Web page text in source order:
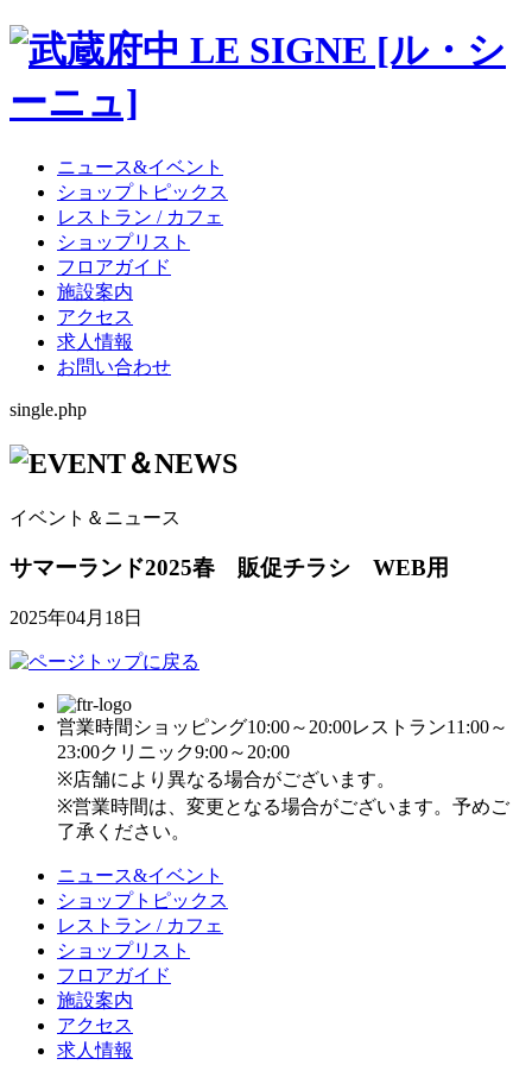
ニュース&イベント
ショップトピックス
レストラン / カフェ
ショップリスト
フロアガイド
施設案内
アクセス
求人情報
お問い合わせ
single.php
イベント＆ニュース
サマーランド2025春 販促チラシ WEB用
2025年04月18日
営業時間 ショッピング10:00～20:00レストラン11:00～
23:00クリニック9:00～20:00
※店舗により異なる場合がございます。
※営業時間は、変更となる場合がございます。予めご
了承ください。
ニュース&イベント
ショップトピックス
レストラン / カフェ
ショップリスト
フロアガイド
施設案内
アクセス
求人情報